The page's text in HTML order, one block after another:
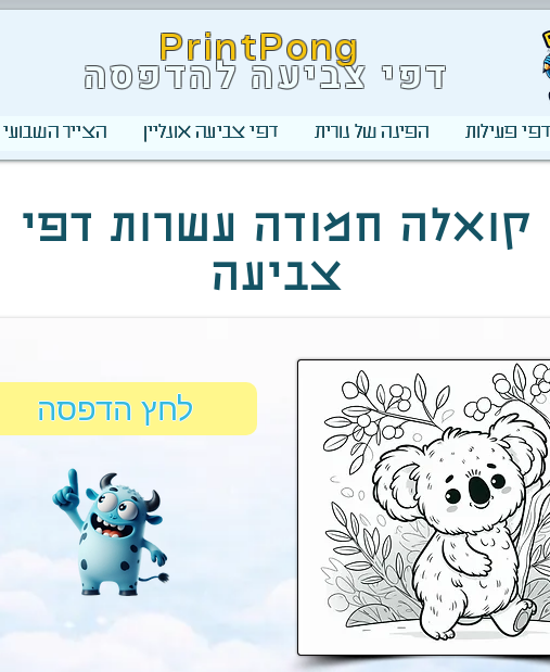
PrintPong
דפי צביעה להדפסה
דפי פעילות הפינה של נורית דפי צביעה אונליין הצייר השבועי
קואלה חמודה עשרות דפי
צביעה
לחץ הדפסה